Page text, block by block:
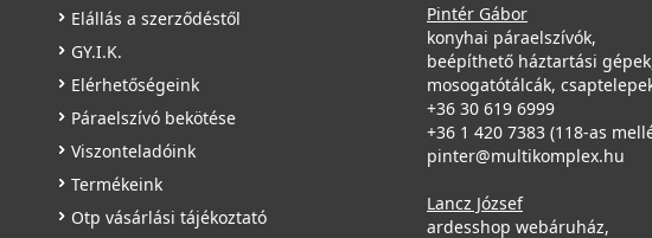
Elállás a szerződéstől
GY.I.K.
Elérhetőségeink
Páraelszívó bekötése
Viszonteladóink
Termékeink
Otp vásárlási tájékoztató
Pintér Gábor
konyhai páraelszívók,
beépíthető háztartási
mosogatótálcák,
+36 30 619 6999
+36 1 420 7383 (118-as
pinter@multikomplex.hu
Lancz József
ardesshop webáruház,